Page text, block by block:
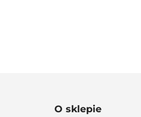
O sklepie